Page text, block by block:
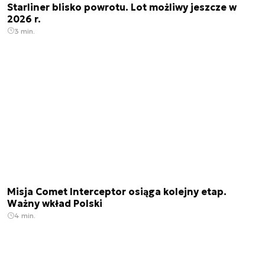
Starliner blisko powrotu. Lot możliwy jeszcze w
2026 r.
3 min.
Misja Comet Interceptor osiąga kolejny etap.
Ważny wkład Polski
4 min.